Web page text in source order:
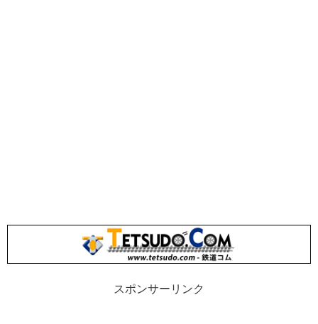
スポンサーリンク